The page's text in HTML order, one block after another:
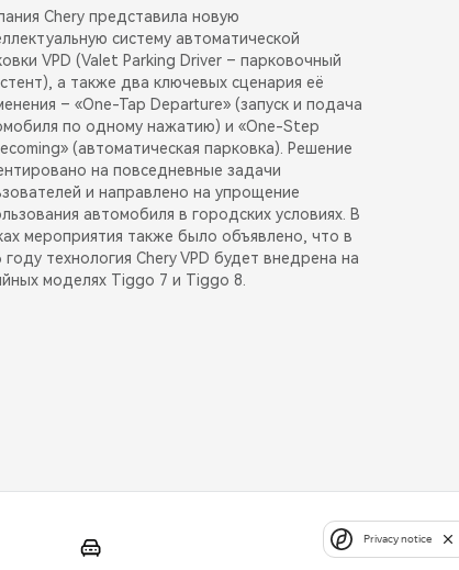
Chery представила новую
систему автоматической
VPD (Valet Parking Driver – парковочный
а также два ключевых сценария её
– «One-Tap Departure» (запуск и подача
по одному нажатию) и «One-Step
(автоматическая парковка). Решение
на повседневные задачи
и направлено на упрощение
автомобиля в городских условиях. В
мероприятия также было объявлено, что в
году технология Chery VPD будет внедрена на
моделях Tiggo 7 и Tiggo 8.
Privacy notice